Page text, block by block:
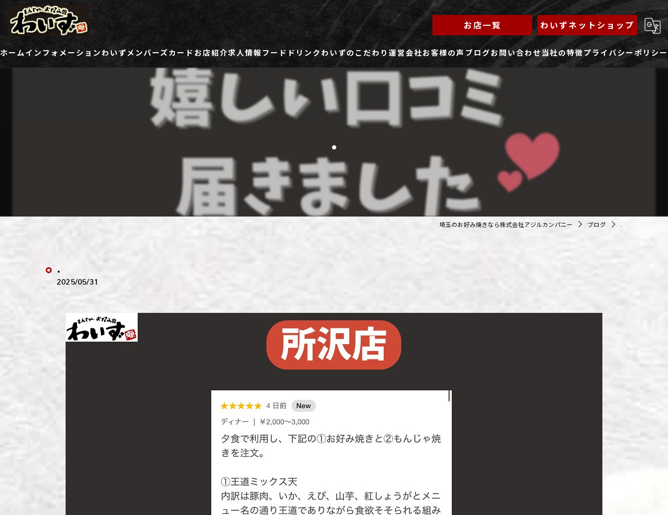
お店一覧 わいずネットショップ
ホームインフォメーションわいずメンバーズカード
ご登録情報変更フォーム
お店紹介
わいず所沢店
わいずふじみ野店
わいず春日部店
わいず三芳店
わいず東川口店
求人情報
パート・アルバイト用求人ページ
フード ドリンクわいずのこだわり運営会社お客様の声 ブログお問い合わせ
求人フォーム
当社の特徴
焼きそば
鉄板焼き
プライバシーポリシー
.
埼玉のお好み焼きなら株式会社アジルカンパニー ブログ .
.
2025/05/31